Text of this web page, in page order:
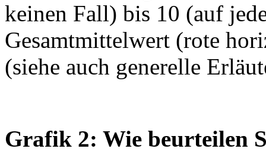
keinen Fall) bis 10 (auf
Gesamtmittelwert (rote
(siehe auch generelle
Grafik 2: Wie beurteilen